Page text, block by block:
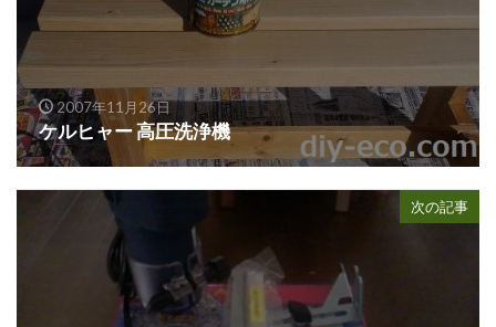
2007年11月26日
ケルヒャー 高圧洗浄機
次の記事